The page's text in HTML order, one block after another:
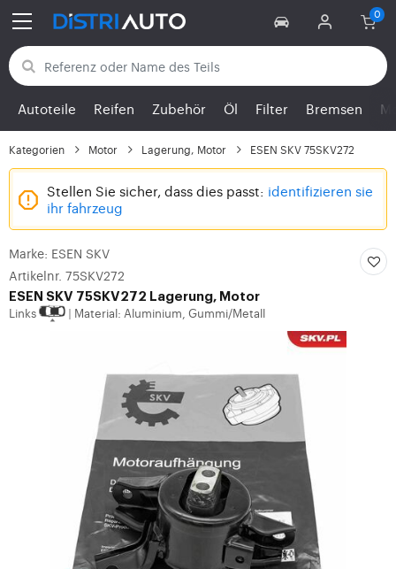
Zurück zu den Kategorien
Autoteile Reifen Zubehör Öl Filter Bremsen
Kategorien Motor Lagerung, Motor ESEN SKV 75SKV272
Stellen Sie sicher, dass dies passt: identifizieren sie
ihr fahrzeug
Marke: ESEN SKV
Artikelnr. 75SKV272
ESEN SKV 75SKV272 Lagerung, Motor
Links Material: Aluminium, Gummi/Metall